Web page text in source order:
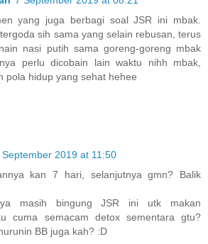
yang juga berbagi soal JSR ini mbak.
sih sama yang selain rebusan, terus
nasi putih sama goreng-goreng mbak
perlu dicobain lain waktu nihh mbak,
pola hidup yang sehat hehee
September 2019 at 11:50
kan 7 hari, selanjutnya gmn? Balik
masih bingung JSR ini utk makan
cuma semacam detox sementara gtu?
BB juga kah? :D